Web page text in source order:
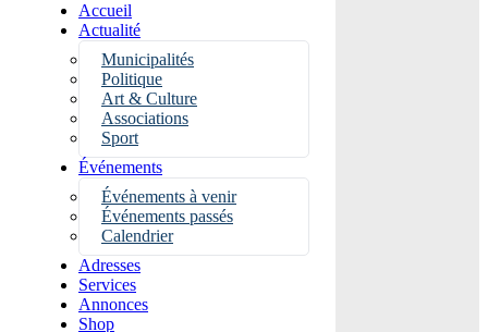
Accueil
Actualité
Municipalités
Politique
Art & Culture
Associations
Sport
Événements
Événements à venir
Événements passés
Calendrier
Adresses
Services
Annonces
Shop